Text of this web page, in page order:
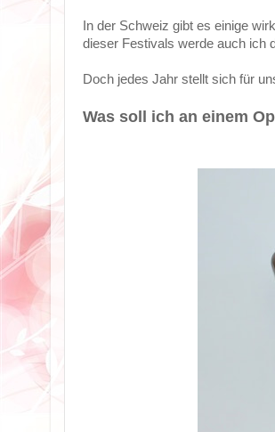
In der Schweiz gibt es einige
dieser Festivals werde auch ich
Doch jedes Jahr stellt sich für
Was soll ich an einem